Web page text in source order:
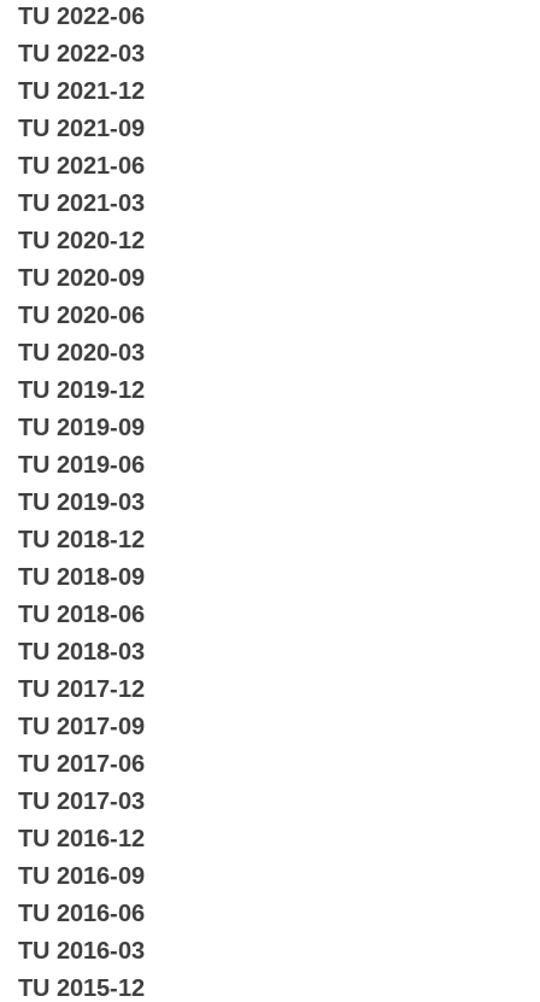
TU 2022-06
TU 2022-03
TU 2021-12
TU 2021-09
TU 2021-06
TU 2021-03
TU 2020-12
TU 2020-09
TU 2020-06
TU 2020-03
TU 2019-12
TU 2019-09
TU 2019-06
TU 2019-03
TU 2018-12
TU 2018-09
TU 2018-06
TU 2018-03
TU 2017-12
TU 2017-09
TU 2017-06
TU 2017-03
TU 2016-12
TU 2016-09
TU 2016-06
TU 2016-03
TU 2015-12